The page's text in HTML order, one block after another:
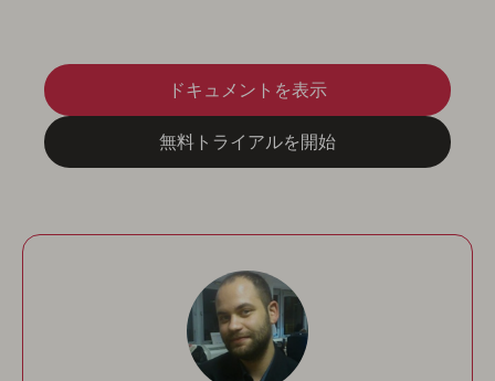
ドキュメントを表示
無料トライアルを開始